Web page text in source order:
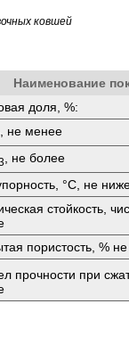
ковшей
Наименование
доля, %:
, не менее
, не более
°C, не
стойкость,
пористость, %
прочности при